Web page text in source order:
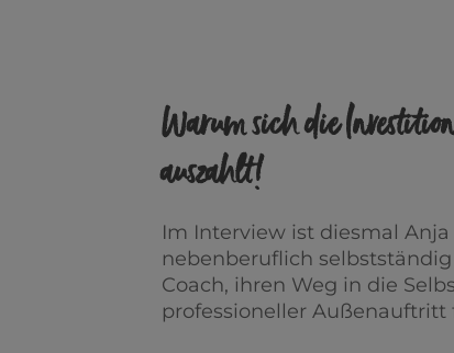
Warum sich die
auszahlt!
Im Interview ist diesmal
nebenberuflich
Coach, ihren Weg in die
professioneller Außenauftritt